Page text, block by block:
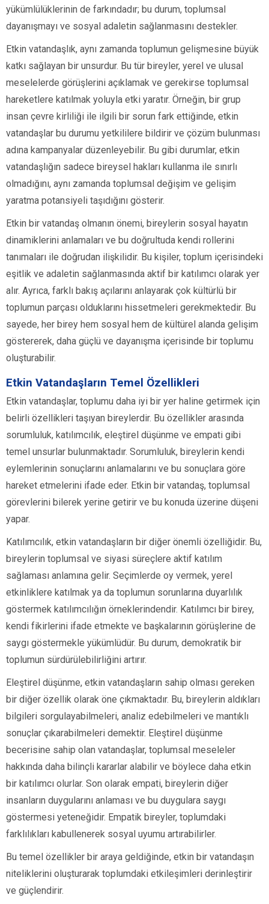
yükümlülüklerinin de farkındadır; bu durum, toplumsal
dayanışmayı ve sosyal adaletin sağlanmasını destekler.
Etkin vatandaşlık, aynı zamanda toplumun gelişmesine büyük
katkı sağlayan bir unsurdur. Bu tür bireyler, yerel ve ulusal
meselelerde görüşlerini açıklamak ve gerekirse toplumsal
hareketlere katılmak yoluyla etki yaratır. Örneğin, bir grup
insan çevre kirliliği ile ilgili bir sorun fark ettiğinde, etkin
vatandaşlar bu durumu yetkililere bildirir ve çözüm bulunması
adına kampanyalar düzenleyebilir. Bu gibi durumlar, etkin
vatandaşlığın sadece bireysel hakları kullanma ile sınırlı
olmadığını, aynı zamanda toplumsal değişim ve gelişim
yaratma potansiyeli taşıdığını gösterir.
Etkin bir vatandaş olmanın önemi, bireylerin sosyal hayatın
dinamiklerini anlamaları ve bu doğrultuda kendi rollerini
tanımaları ile doğrudan ilişkilidir. Bu kişiler, toplum içerisindeki
eşitlik ve adaletin sağlanmasında aktif bir katılımcı olarak yer
alır. Ayrıca, farklı bakış açılarını anlayarak çok kültürlü bir
toplumun parçası olduklarını hissetmeleri gerekmektedir. Bu
sayede, her birey hem sosyal hem de kültürel alanda gelişim
göstererek, daha güçlü ve dayanışma içerisinde bir toplumu
oluşturabilir.
Etkin Vatandaşların Temel Özellikleri
Etkin vatandaşlar, toplumu daha iyi bir yer haline getirmek için
belirli özellikleri taşıyan bireylerdir. Bu özellikler arasında
sorumluluk, katılımcılık, eleştirel düşünme ve empati gibi
temel unsurlar bulunmaktadır. Sorumluluk, bireylerin kendi
eylemlerinin sonuçlarını anlamalarını ve bu sonuçlara göre
hareket etmelerini ifade eder. Etkin bir vatandaş, toplumsal
görevlerini bilerek yerine getirir ve bu konuda üzerine düşeni
yapar.
Katılımcılık, etkin vatandaşların bir diğer önemli özelliğidir. Bu,
bireylerin toplumsal ve siyasi süreçlere aktif katılım
sağlaması anlamına gelir. Seçimlerde oy vermek, yerel
etkinliklere katılmak ya da toplumun sorunlarına duyarlılık
göstermek katılımcılığın örneklerindendir. Katılımcı bir birey,
kendi fikirlerini ifade etmekte ve başkalarının görüşlerine de
saygı göstermekle yükümlüdür. Bu durum, demokratik bir
toplumun sürdürülebilirliğini artırır.
Eleştirel düşünme, etkin vatandaşların sahip olması gereken
bir diğer özellik olarak öne çıkmaktadır. Bu, bireylerin aldıkları
bilgileri sorgulayabilmeleri, analiz edebilmeleri ve mantıklı
sonuçlar çıkarabilmeleri demektir. Eleştirel düşünme
becerisine sahip olan vatandaşlar, toplumsal meseleler
hakkında daha bilinçli kararlar alabilir ve böylece daha etkin
bir katılımcı olurlar. Son olarak empati, bireylerin diğer
insanların duygularını anlaması ve bu duygulara saygı
göstermesi yeteneğidir. Empatik bireyler, toplumdaki
farklılıkları kabullenerek sosyal uyumu artırabilirler.
Bu temel özellikler bir araya geldiğinde, etkin bir vatandaşın
niteliklerini oluşturarak toplumdaki etkileşimleri derinleştirir
ve güçlendirir.